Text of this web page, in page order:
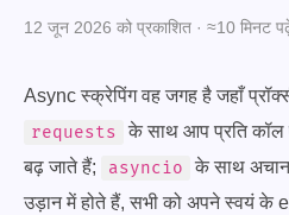
12 जून 2026 को प्रकाशित · ≈10 मिनट
Async स्क्रेपिंग वह जगह है जहाँ
requests के साथ आप प्रति
बढ़ जाते हैं;
asyncio के साथ
उड़ान में होते हैं, सभी को अपने स्वयं के